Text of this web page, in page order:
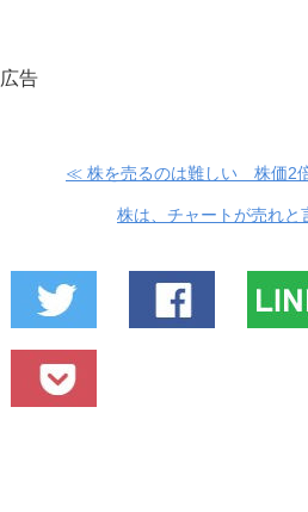
広告
≪ 株を売るのは難しい 株価2
株は、チャートが売れ